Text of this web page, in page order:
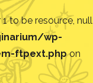
to be resource, null
wp-
ftpext.phpon